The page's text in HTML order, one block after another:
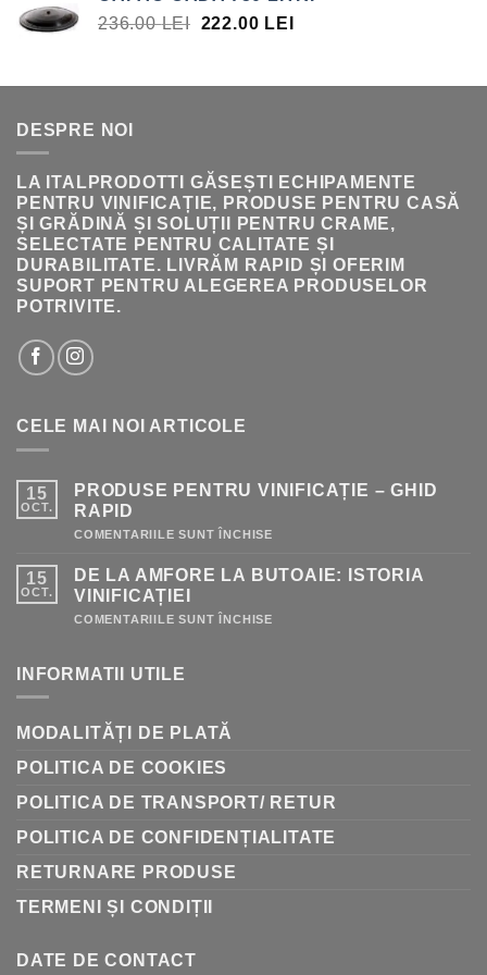
396.00 LEI.
236.00LEI PREȚUL
FOST:
222.00 LEI PREȚUL
222.00 LEI.
DESPRE NOI
LA ITALPRODOTTI GĂSEȘTI ECHIPAMENTE
PENTRU VINIFICAȚIE, PRODUSE PENTRU CASĂ
ȘI GRĂDINĂ ȘI SOLUȚII PENTRU CRAME,
SELECTATE PENTRU CALITATE ȘI
DURABILITATE. LIVRĂM RAPID ȘI OFERIM
SUPORT PENTRU ALEGEREA PRODUSELOR
POTRIVITE.
CELE MAI NOI ARTICOLE
15
OCT.
PRODUSE PENTRU VINIFICAȚIE – GHID
RAPID
COMENTARIILE SUNT ÎNCHISE
VINIFICAȚIE
15
OCT.
DE LA AMFORE LA BUTOAIE: ISTORIA
VINIFICAȚIEI
COMENTARIILE SUNT ÎNCHISE
INFORMATII UTILE
MODALITĂȚI DE PLATĂ
POLITICA DE COOKIES
POLITICA DE TRANSPORT/ RETUR
POLITICA DE CONFIDENȚIALITATE
RETURNARE PRODUSE
TERMENI ȘI CONDIȚII
DATE DE CONTACT